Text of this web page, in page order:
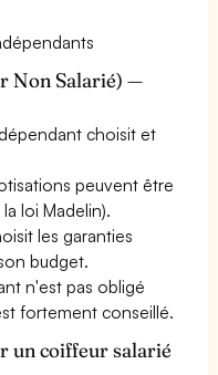
Non Salarié) —
choisit et
peuvent être
loi Madelin).
les garanties
budget.
n'est pas obligé
fortement conseillé.
un coiffeur salarié